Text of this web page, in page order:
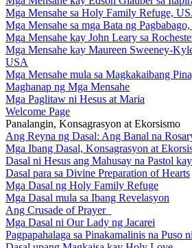
Mga Mensahe sa Holy Family Refuge,
Mga Mensahe sa mga Bata ng
Mga Mensahe kay John Leary sa
Mga Mensahe kay Maureen Sweeney-
USA
Mga Mensahe mula sa Magkakaibang
Maghanap ng Mga Mensahe
Mga Paglitaw ni Hesus at Maria
Welcome Page
Panalangin, Konsagrasyon at Ekorsismo
Ang Reyna ng Dasal: Ang Banal na
Mga Ibang Dasal, Konsagrasyon at
Dasal ni Hesus ang Mahusay na Pastol
Dasal para sa Divine Preparation of Hearts
Mga Dasal ng Holy Family Refuge
Mga Dasal mula sa Ibang Revelasyon
Ang Crusade of Prayer
Mga Dasal ni Our Lady ng Jacarei
Pagpapahalaga sa Pinakamalinis na Puso